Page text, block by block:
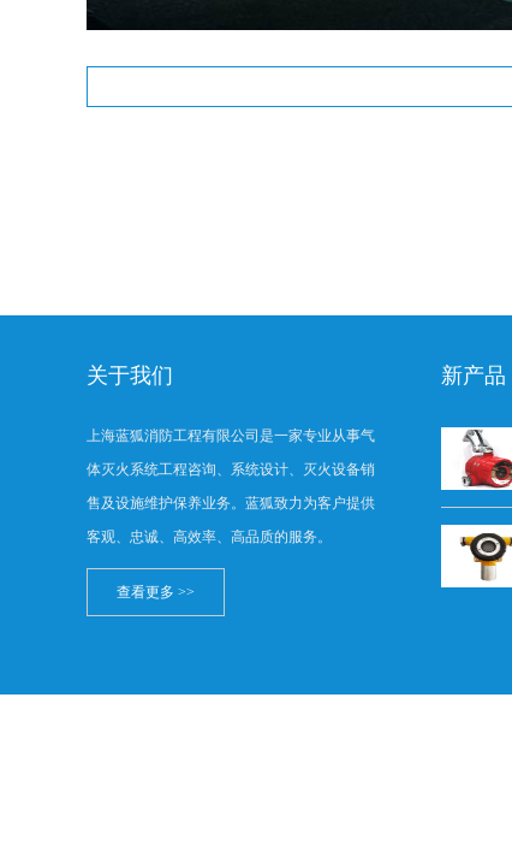
关于我们
上海蓝狐消防工程有限公司是一家专业从事气
体灭火系统工程咨询、系统设计、灭火设备销
售及设施维护保养业务。蓝狐致力为客户提供
客观、忠诚、高效率、高品质的服务。
查看更多 >>
新产品